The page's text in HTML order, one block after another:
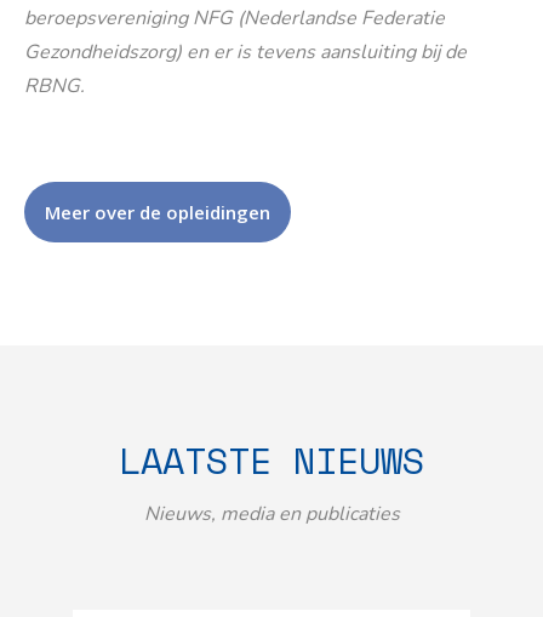
beroepsvereniging NFG (Nederlandse Federatie
Gezondheidszorg) en er is tevens aansluiting bij de
RBNG.
Meer over de opleidingen
LAATSTE NIEUWS
Nieuws, media en publicaties